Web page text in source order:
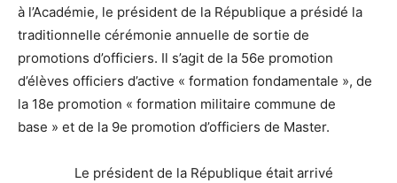
à l’Académie, le président de la République a présidé la
traditionnelle cérémonie annuelle de sortie de
promotions d’officiers. Il s’agit de la 56e promotion
d’élèves officiers d’active « formation fondamentale », de
la 18e promotion « formation militaire commune de
base » et de la 9e promotion d’officiers de Master.
Le président de la République était arrivé